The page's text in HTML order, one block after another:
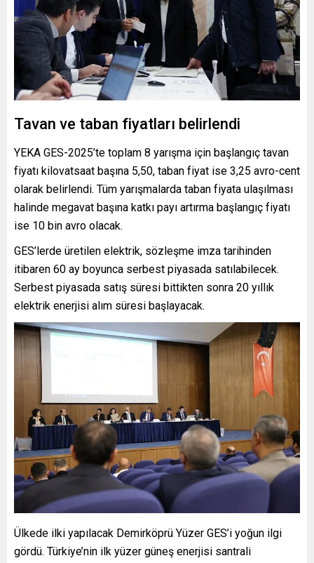
Tavan ve taban fiyatları belirlendi
YEKA GES-2025’te toplam 8 yarışma için başlangıç tavan
fiyatı kilovatsaat başına 5,50, taban fiyat ise 3,25 avro-cent
olarak belirlendi. Tüm yarışmalarda taban fiyata ulaşılması
halinde megavat başına katkı payı artırma başlangıç fiyatı
ise 10 bin avro olacak.
GES’lerde üretilen elektrik, sözleşme imza tarihinden
itibaren 60 ay boyunca serbest piyasada satılabilecek.
Serbest piyasada satış süresi bittikten sonra 20 yıllık
elektrik enerjisi alım süresi başlayacak.
Ülkede ilki yapılacak Demirköprü Yüzer GES’i yoğun ilgi
gördü. Türkiye’nin ilk yüzer güneş enerjisi santrali